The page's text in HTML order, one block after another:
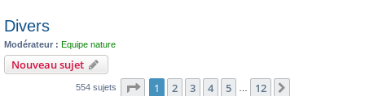
Divers
Modérateur : Equipe nature
Nouveau sujet
554 sujets Page 1sur12
1 2 3 4 5 12